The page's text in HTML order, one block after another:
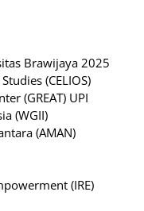
Brawijaya 2025
(CELIOS)
(GREAT) UPI
(WGII)
(AMAN)
(IRE)